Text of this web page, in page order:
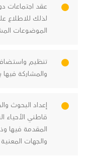
عقد اجتماعات
لذلك للاطلاع
الموضوعات
تنظيم
والمشاركة
إعداد البحوث
قاطني الأحياء
المقدمة فيها
والجهات